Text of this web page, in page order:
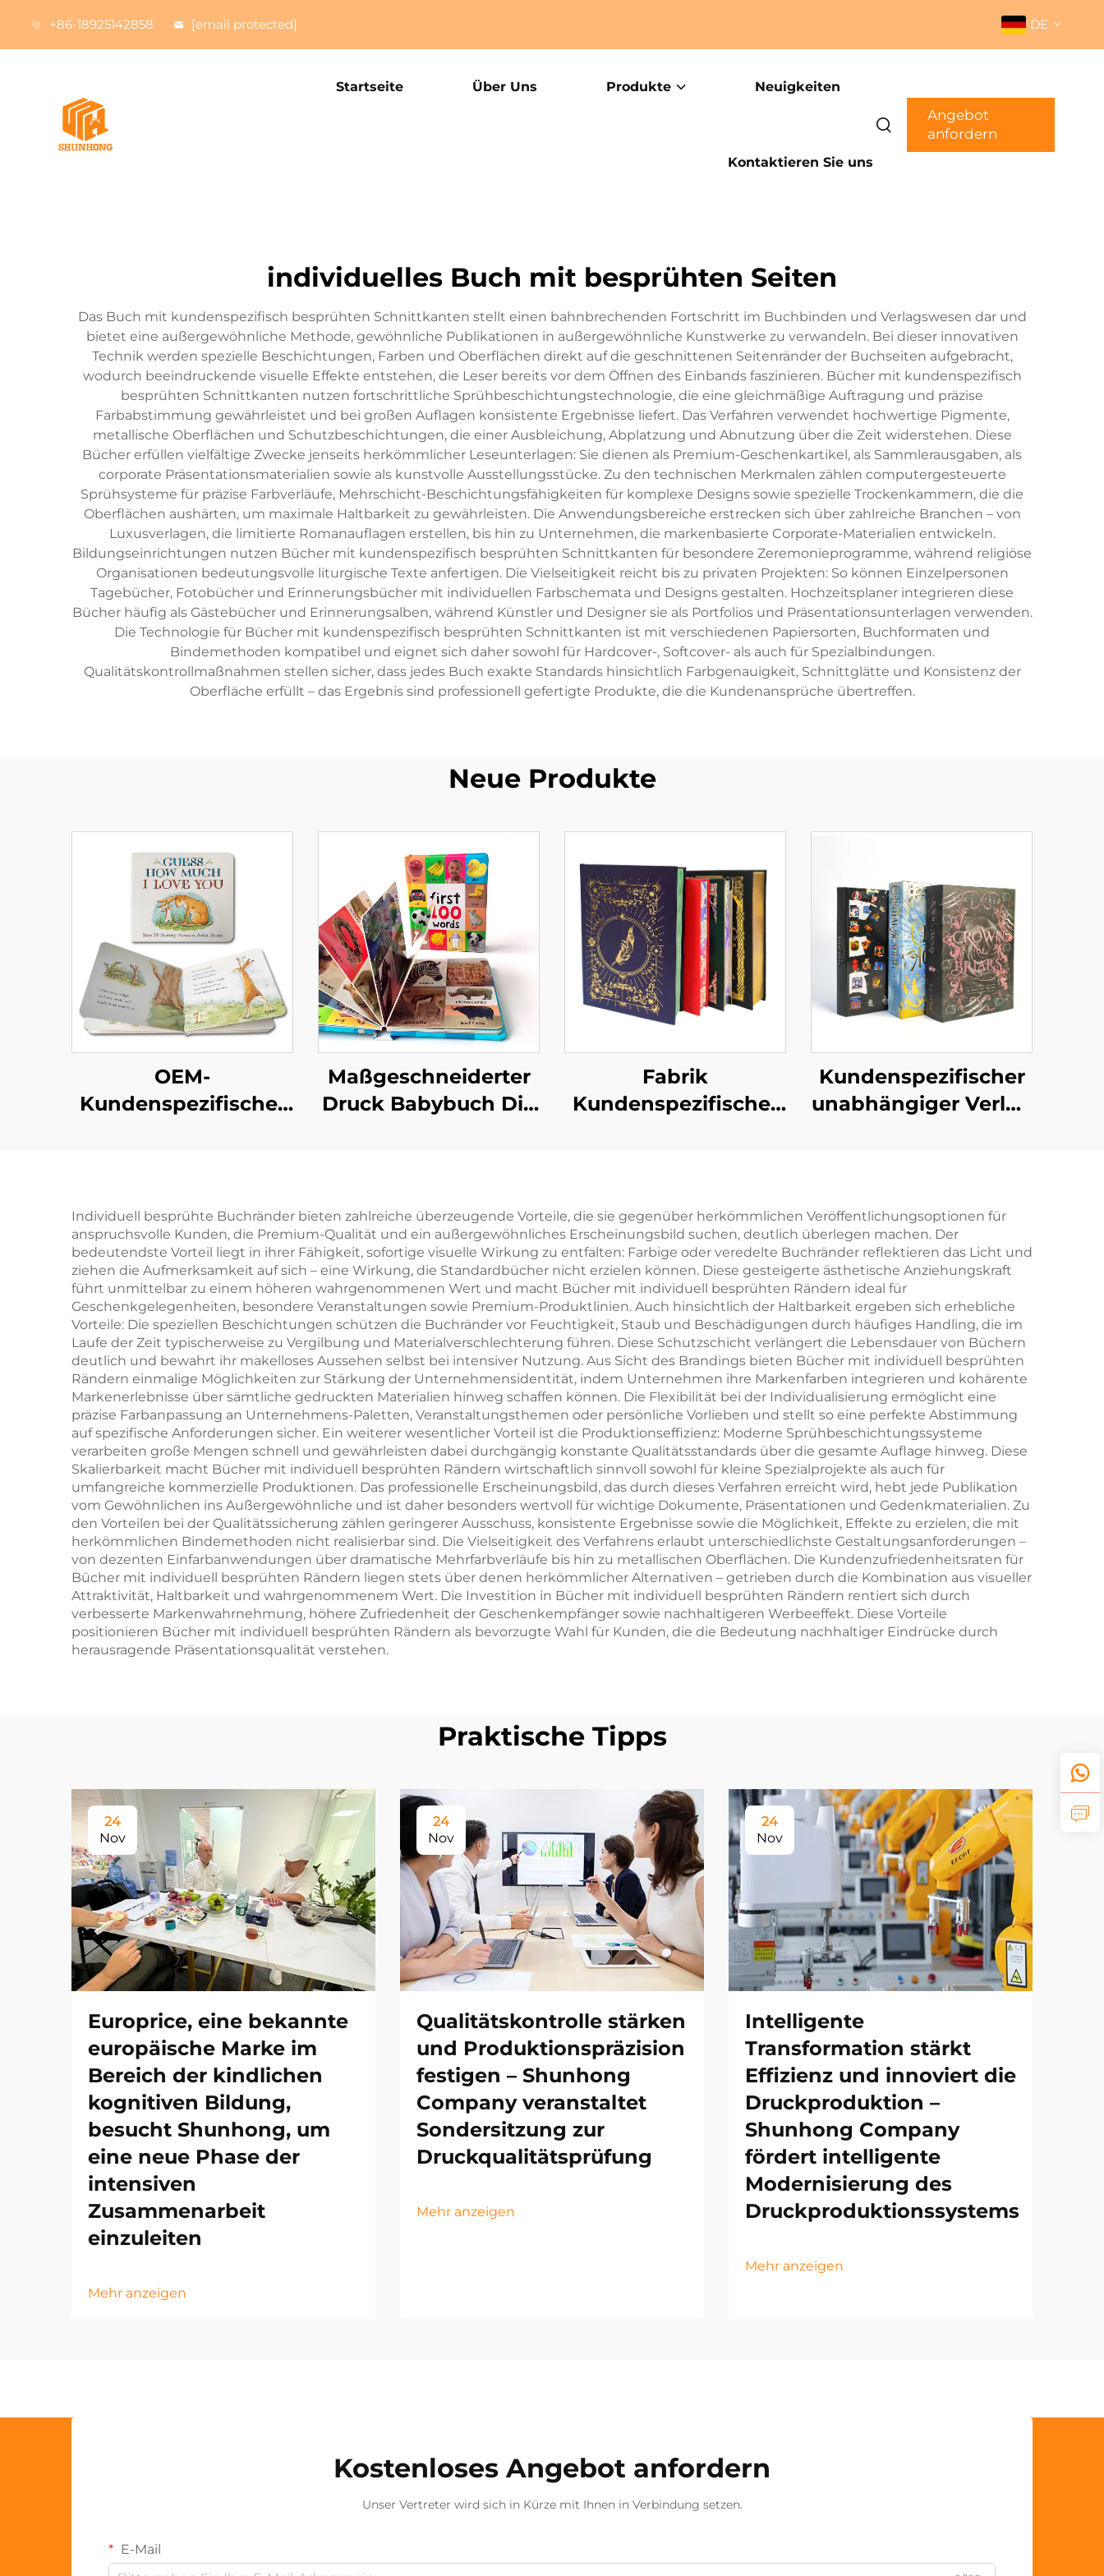
+86-18925142858 [email protected] DE
Startseite Über Uns Produkte Neuigkeiten
Kontaktieren Sie uns
Angebot
anfordern
individuelles Buch mit besprühten Seiten
Das Buch mit kundenspezifisch besprühten Schnittkanten stellt einen bahnbrechenden Fortschritt im Buchbinden und Verlagswesen dar und
bietet eine außergewöhnliche Methode, gewöhnliche Publikationen in außergewöhnliche Kunstwerke zu verwandeln. Bei dieser innovativen
Technik werden spezielle Beschichtungen, Farben und Oberflächen direkt auf die geschnittenen Seitenränder der Buchseiten aufgebracht,
wodurch beeindruckende visuelle Effekte entstehen, die Leser bereits vor dem Öffnen des Einbands faszinieren. Bücher mit kundenspezifisch
besprühten Schnittkanten nutzen fortschrittliche Sprühbeschichtungstechnologie, die eine gleichmäßige Auftragung und präzise
Farbabstimmung gewährleistet und bei großen Auflagen konsistente Ergebnisse liefert. Das Verfahren verwendet hochwertige Pigmente,
metallische Oberflächen und Schutzbeschichtungen, die einer Ausbleichung, Abplatzung und Abnutzung über die Zeit widerstehen. Diese
Bücher erfüllen vielfältige Zwecke jenseits herkömmlicher Leseunterlagen: Sie dienen als Premium-Geschenkartikel, als Sammlerausgaben, als
corporate Präsentationsmaterialien sowie als kunstvolle Ausstellungsstücke. Zu den technischen Merkmalen zählen computergesteuerte
Sprühsysteme für präzise Farbverläufe, Mehrschicht-Beschichtungsfähigkeiten für komplexe Designs sowie spezielle Trockenkammern, die die
Oberflächen aushärten, um maximale Haltbarkeit zu gewährleisten. Die Anwendungsbereiche erstrecken sich über zahlreiche Branchen – von
Luxusverlagen, die limitierte Romanauflagen erstellen, bis hin zu Unternehmen, die markenbasierte Corporate-Materialien entwickeln.
Bildungseinrichtungen nutzen Bücher mit kundenspezifisch besprühten Schnittkanten für besondere Zeremonieprogramme, während religiöse
Organisationen bedeutungsvolle liturgische Texte anfertigen. Die Vielseitigkeit reicht bis zu privaten Projekten: So können Einzelpersonen
Tagebücher, Fotobücher und Erinnerungsbücher mit individuellen Farbschemata und Designs gestalten. Hochzeitsplaner integrieren diese
Bücher häufig als Gästebücher und Erinnerungsalben, während Künstler und Designer sie als Portfolios und Präsentationsunterlagen verwenden.
Die Technologie für Bücher mit kundenspezifisch besprühten Schnittkanten ist mit verschiedenen Papiersorten, Buchformaten und
Bindemethoden kompatibel und eignet sich daher sowohl für Hardcover-, Softcover- als auch für Spezialbindungen.
Qualitätskontrollmaßnahmen stellen sicher, dass jedes Buch exakte Standards hinsichtlich Farbgenauigkeit, Schnittglätte und Konsistenz der
Oberfläche erfüllt – das Ergebnis sind professionell gefertigte Produkte, die die Kundenansprüche übertreffen.
Neue Produkte
OEM-
Kundenspezifischer
Kinder-
Geschichtenbücher
Englische interaktive
Kinder-
Pappbilderbücher-
Druck
Maßgeschneiderter
Druck Babybuch Die
Hartdeckel
Fabrik
Kundenspezifischer
Buchdruck mit
lackierten Kanten
Hardcover-
Fotoalbum mit
goldenen Kanten
Kundenspezifischer
unabhängiger Verlag
mit lackierten
Kanten Hardcover-
Buch mit
Schutzumschlag
Individuell besprühte Buchränder bieten zahlreiche überzeugende Vorteile, die sie gegenüber herkömmlichen Veröffentlichungsoptionen für
anspruchsvolle Kunden, die Premium-Qualität und ein außergewöhnliches Erscheinungsbild suchen, deutlich überlegen machen. Der
bedeutendste Vorteil liegt in ihrer Fähigkeit, sofortige visuelle Wirkung zu entfalten: Farbige oder veredelte Buchränder reflektieren das Licht und
ziehen die Aufmerksamkeit auf sich – eine Wirkung, die Standardbücher nicht erzielen können. Diese gesteigerte ästhetische Anziehungskraft
führt unmittelbar zu einem höheren wahrgenommenen Wert und macht Bücher mit individuell besprühten Rändern ideal für
Geschenkgelegenheiten, besondere Veranstaltungen sowie Premium-Produktlinien. Auch hinsichtlich der Haltbarkeit ergeben sich erhebliche
Vorteile: Die speziellen Beschichtungen schützen die Buchränder vor Feuchtigkeit, Staub und Beschädigungen durch häufiges Handling, die im
Laufe der Zeit typischerweise zu Vergilbung und Materialverschlechterung führen. Diese Schutzschicht verlängert die Lebensdauer von Büchern
deutlich und bewahrt ihr makelloses Aussehen selbst bei intensiver Nutzung. Aus Sicht des Brandings bieten Bücher mit individuell besprühten
Rändern einmalige Möglichkeiten zur Stärkung der Unternehmensidentität, indem Unternehmen ihre Markenfarben integrieren und kohärente
Markenerlebnisse über sämtliche gedruckten Materialien hinweg schaffen können. Die Flexibilität bei der Individualisierung ermöglicht eine
präzise Farbanpassung an Unternehmens-Paletten, Veranstaltungsthemen oder persönliche Vorlieben und stellt so eine perfekte Abstimmung
auf spezifische Anforderungen sicher. Ein weiterer wesentlicher Vorteil ist die Produktionseffizienz: Moderne Sprühbeschichtungssysteme
verarbeiten große Mengen schnell und gewährleisten dabei durchgängig konstante Qualitätsstandards über die gesamte Auflage hinweg. Diese
Skalierbarkeit macht Bücher mit individuell besprühten Rändern wirtschaftlich sinnvoll sowohl für kleine Spezialprojekte als auch für
umfangreiche kommerzielle Produktionen. Das professionelle Erscheinungsbild, das durch dieses Verfahren erreicht wird, hebt jede Publikation
vom Gewöhnlichen ins Außergewöhnliche und ist daher besonders wertvoll für wichtige Dokumente, Präsentationen und Gedenkmaterialien. Zu
den Vorteilen bei der Qualitätssicherung zählen geringerer Ausschuss, konsistente Ergebnisse sowie die Möglichkeit, Effekte zu erzielen, die mit
herkömmlichen Bindemethoden nicht realisierbar sind. Die Vielseitigkeit des Verfahrens erlaubt unterschiedlichste Gestaltungsanforderungen –
von dezenten Einfarbanwendungen über dramatische Mehrfarbverläufe bis hin zu metallischen Oberflächen. Die Kundenzufriedenheitsraten für
Bücher mit individuell besprühten Rändern liegen stets über denen herkömmlicher Alternativen – getrieben durch die Kombination aus visueller
Attraktivität, Haltbarkeit und wahrgenommenem Wert. Die Investition in Bücher mit individuell besprühten Rändern rentiert sich durch
verbesserte Markenwahrnehmung, höhere Zufriedenheit der Geschenkempfänger sowie nachhaltigeren Werbeeffekt. Diese Vorteile
positionieren Bücher mit individuell besprühten Rändern als bevorzugte Wahl für Kunden, die die Bedeutung nachhaltiger Eindrücke durch
herausragende Präsentationsqualität verstehen.
Praktische Tipps
24
Nov
Europrice, eine bekannte
europäische Marke im
Bereich der kindlichen
kognitiven Bildung,
besucht Shunhong, um
eine neue Phase der
intensiven
Zusammenarbeit
einzuleiten
Mehr anzeigen
24
Nov
Qualitätskontrolle stärken
und Produktionspräzision
festigen – Shunhong
Company veranstaltet
Sondersitzung zur
Druckqualitätsprüfung
Mehr anzeigen
24
Nov
Intelligente
Transformation stärkt
Effizienz und innoviert die
Druckproduktion –
Shunhong Company
fördert intelligente
Modernisierung des
Druckproduktionssystems
Mehr anzeigen
Kostenloses Angebot anfordern
Unser Vertreter wird sich in Kürze mit Ihnen in Verbindung setzen.
E-Mail